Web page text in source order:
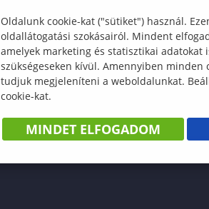
Oldalunk cookie-kat ("sütiket") használ.
oldallátogatási szokásairól. Mindent
amelyek marketing és statisztikai
szükségeseken kívül. Amennyiben
tudjuk megjeleníteni a weboldalunkat.
cookie-kat.
MINDET ELFOGADOM